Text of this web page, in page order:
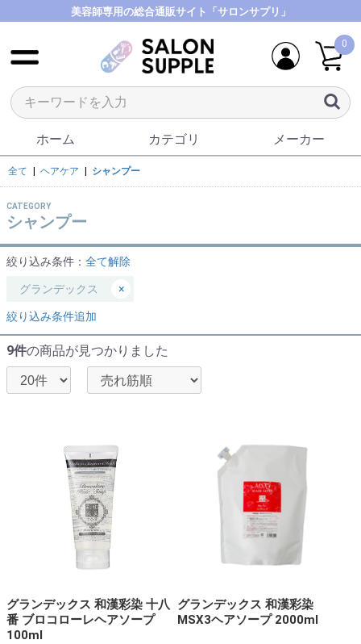
美容師専用の総合通販サイト「サロンサプリ」
0
ホーム カテゴリ メーカー
全て ヘアケア シャンプー
CATEGORY
シャンプー
絞り込み条件： 全て解除
グランデックス ×
絞り込み条件追加
9件の商品が見つかりました
グランデックス 和漢彩染 十八
番 ブロコローレヘアソープ
100ml
グランデックス 和漢彩染
MSX3ヘアソープ 2000ml